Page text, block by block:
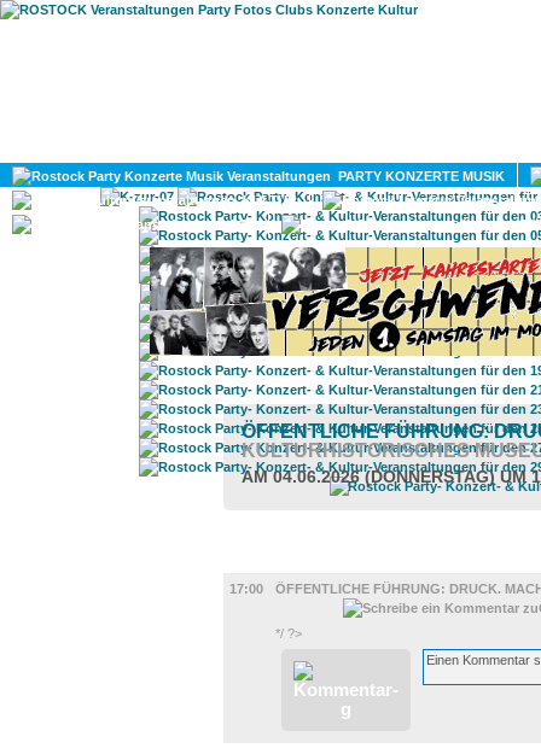
PARTY KONZERTE MUSIK
KULTUR
GAY
ÖFFENTLICHE FÜHRUNG:
KULTURHISTORISCHES
AM 04.06.2026 (DONNERSTAG) UM
17:00
ÖFFENTLICHE FÜHRUNG: DRUCK.
*/ ?>